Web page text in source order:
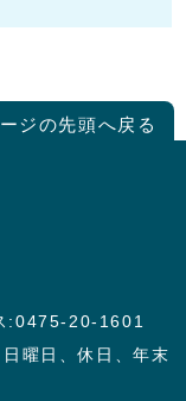
ジの先頭へ戻る
:0475-20-1601
曜日、休日、年末